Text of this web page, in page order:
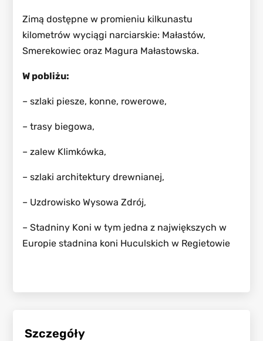
Zimą dostępne w promieniu kilkunastu
kilometrów wyciągi narciarskie: Małastów,
Smerekowiec oraz Magura Małastowska.
W pobliżu:
– szlaki piesze, konne, rowerowe,
– trasy biegowa,
– zalew Klimkówka,
– szlaki architektury drewnianej,
– Uzdrowisko Wysowa Zdrój,
– Stadniny Koni w tym jedna z największych w
Europie stadnina koni Huculskich w Regietowie
Szczegóły